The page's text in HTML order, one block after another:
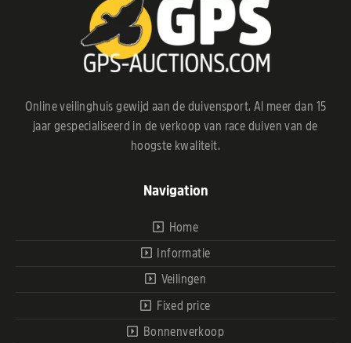
Online veilinghuis gewijd aan de duivensport. Al meer dan 15
jaar gespecialiseerd in de verkoop van race duiven van de
hoogste kwaliteit.
Navigation
Home
Informatie
Veilingen
Fixed price
Bonnenverkoop